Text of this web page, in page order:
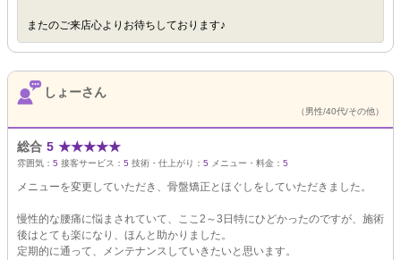
またのご来店心よりお待ちしております♪
しょーさん
（男性/40代/その他）
総合 5 ★★★★★
雰囲気： 5 接客サービス： 5 技術・仕上がり： 5 メニュー・料金： 5
メニューを変更していただき、骨盤矯正とほぐしをしていただきました。
慢性的な腰痛に悩まされていて、ここ2～3日特にひどかったのですが、施術
後はとても楽になり、ほんと助かりました。
定期的に通って、メンテナンスしていきたいと思います。